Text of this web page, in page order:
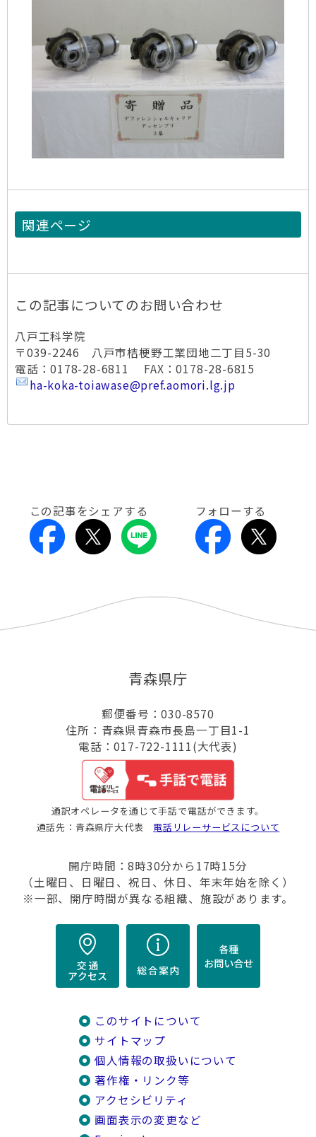
関連ページ
この記事についてのお問い合わせ
八戸工科学院
〒039-2246 八戸市桔梗野工業団地二丁目5-30
電話：0178-28-6811 FAX：0178-28-6815
ha-koka-toiawase@pref.aomori.lg.jp
この記事をシェアする フォローする
青森県庁
郵便番号：030-8570
住所：青森県青森市長島一丁目1-1
電話：017-722-1111(大代表)
通訳オペレータを通じて手話で電話ができます。
通話先：青森県庁大代表 電話リレーサービスについて
開庁時間：8時30分から17時15分
（土曜日、日曜日、祝日、休日、年末年始を除く）
※一部、開庁時間が異なる組織、施設があります。
このサイトについて
サイトマップ
個人情報の取扱いについて
著作権・リンク等
アクセシビリティ
画面表示の変更など